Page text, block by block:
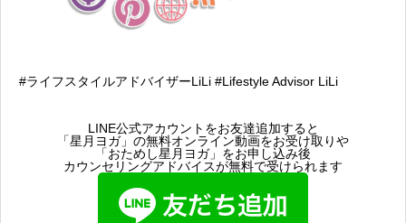
#ライフスタイルアドバイザーLiLi #Lifestyle Advisor LiLi
LINE公式アカウントをお友達追加すると
「星月ヨガ」の無料オンライン動画をお受け取りや
「おためし星月ヨガ」をお申し込み後
カウンセリングアドバイスが無料で受けられます